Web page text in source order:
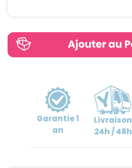
Garantie1
an
Livraison
24h / 48h